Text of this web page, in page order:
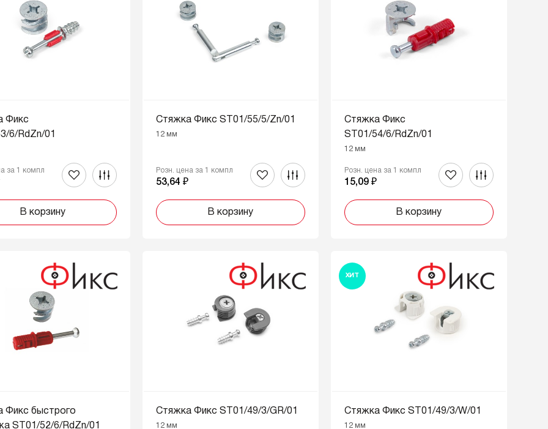
Фикс
6/RdZn/01
за 1 компл
В корзину
Стяжка Фикс ST01/55/5/Zn/01
12 мм
Розн. цена за 1 компл
53,64 ₽
В корзину
Стяжка Фикс
ST01/54/6/RdZn/01
12 мм
Розн. цена за 1 компл
15,09 ₽
В корзину
Фикс быстрого
ST01/52/6/RdZn/01
Стяжка Фикс ST01/49/3/GR/01
12 мм
ХИТ
Стяжка Фикс ST01/49/3/W/01
12 мм